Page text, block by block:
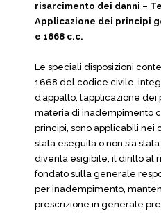
risarcimento dei danni –
Applicazione dei principi
e 1668 c.c.
Le speciali disposizioni
1668 del codice civile,
d’appalto, l’applicazione
materia di inadempimento
principi, sono applicabili nei
stata eseguita o non sia
diventa esigibile, il diritto al
fondato sulla generale
per inadempimento,
prescrizione in generale